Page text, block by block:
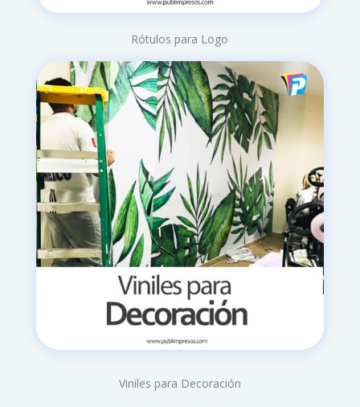
Rótulos para Logo
Viniles para Decoración